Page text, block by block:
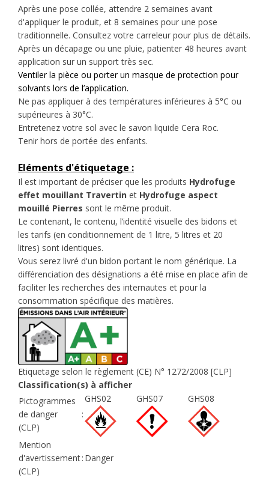
Après une pose collée, attendre 2 semaines avant
d'appliquer le produit, et 8 semaines pour une pose
traditionnelle. Consultez votre carreleur pour plus de détails.
Après un décapage ou une pluie, patienter 48 heures avant
application sur un support très sec.
Ventiler la pièce ou porter un masque de protection pour
solvants lors de l’application.
Ne pas appliquer à des températures inférieures à 5°C ou
supérieures à 30°C.
Entretenez votre sol avec le savon liquide Cera Roc.
Tenir hors de portée des enfants.
Eléments d'étiquetage :
Il est important de préciser que les produits Hydrofuge
effet mouillant Travertin et Hydrofuge aspect
mouillé Pierres sont le même produit.
Le contenant, le contenu, l’identité visuelle des bidons et
les tarifs (en conditionnement de 1 litre, 5 litres et 20
litres) sont identiques.
Vous serez livré d'un bidon portant le nom générique. La
différenciation des désignations a été mise en place afin de
faciliter les recherches des internautes et pour la
consommation spécifique des matières.
Etiquetage selon le règlement (CE) N° 1272/2008 [CLP]
Classification(s) à afficher
Pictogrammes
de danger
(CLP)
:
GHS02 GHS07 GHS08
Mention
d'avertissement
(CLP)
: Danger